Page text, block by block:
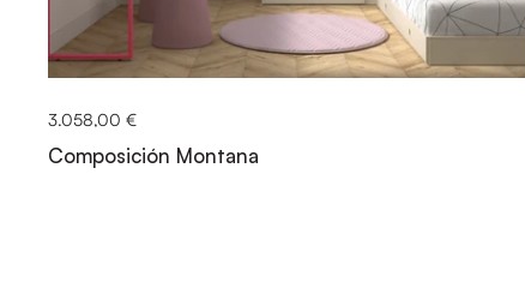
3.058,00 €
Composición Montana